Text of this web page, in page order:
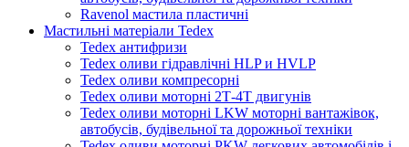
Ravenol мастила пластичні
Мастильні матеріали Tedex
Tedex антифризи
Tedex оливи гідравлічні HLP и HVLP
Tedex оливи компресорні
Tedex оливи моторні 2Т-4Т двигунів
Tedex оливи моторні LKW моторні вантажівок,
автобусів, будівельної та дорожньої техніки